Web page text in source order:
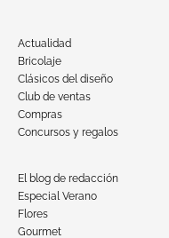
Actualidad
Bricolaje
Clásicos del diseño
Club de ventas
Compras
Concursos y regalos
El blog de redacción
Especial Verano
Flores
Gourmet